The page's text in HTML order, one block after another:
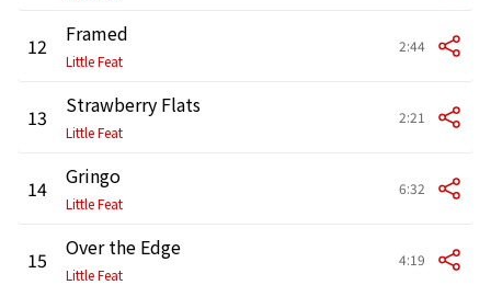
12 Framed
Little Feat
2:44
13 Strawberry Flats
Little Feat
2:21
14 Gringo
Little Feat
6:32
15 Over the Edge
Little Feat
4:19